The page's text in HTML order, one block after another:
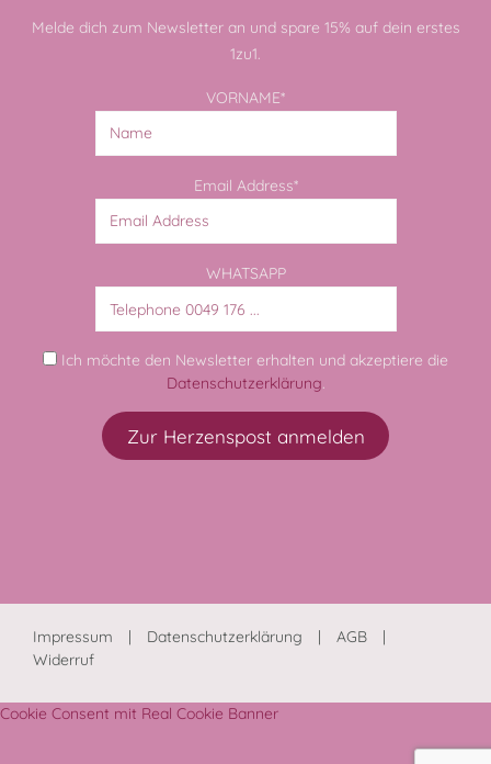
Melde dich zum Newsletter an und spare 15% auf dein erstes
1zu1.
VORNAME*
Email Address*
WHATSAPP
Ich möchte den Newsletter erhalten und akzeptiere die
Datenschutzerklärung.
Impressum Datenschutzerklärung
AGB
Widerruf
Cookie Consent mit Real Cookie Banner